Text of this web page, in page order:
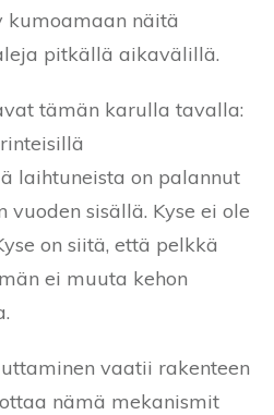
kumoamaan näitä
pitkällä aikavälillä.
tämän karulla tavalla:
laihtuneista on palannut
vuoden sisällä. Kyse ei ole
on siitä, että pelkkä
ei muuta kehon
vaatii rakenteen
nämä mekanismit